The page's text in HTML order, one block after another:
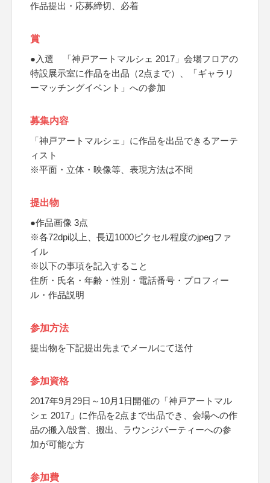
作品提出・応募締切、必着
賞
●入選 「神戸アートマルシェ 2017」会場フロアの
特設展示室に作品を出品（2点まで）、「ギャラリ
ーマッチングイベント」への参加
募集内容
「神戸アートマルシェ」に作品を出品できるアーテ
ィスト
※平面・立体・映像等、表現方法は不問
提出物
●作品画像 3点
※各72dpi以上、長辺1000ピクセル程度のjpegファ
イル
※以下の事項を記入すること
住所・氏名・年齢・性別・電話番号・プロフィー
ル・作品説明
参加方法
提出物を下記提出先までメールにて送付
参加資格
2017年9月29日～10月1日開催の「神戸アートマル
シェ 2017」に作品を2点まで出品でき、会場への作
品の搬入/設営、搬出、ラウンジパーティーへの参
加が可能な方
参加費